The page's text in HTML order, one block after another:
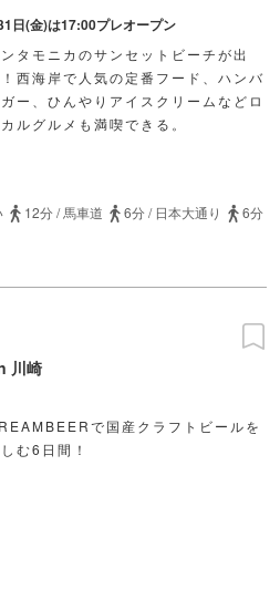
日(金)は17:00プレオープン
タモニカのサンセットビーチが出
西海岸で人気の定番フード、ハンバ
ー、ひんやりアイスクリームなどロ
ルグルメも満喫できる。
12分/馬車道 6分/ 日本大通り
6分
川崎
で国産クラフトビールを
む6日間！